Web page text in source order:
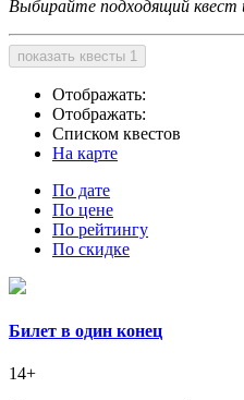
Выбирайте подходящий квест
показать квесты 1
Отображать:
Отображать:
Списком квестов
На карте
По дате
По цене
По рейтингу
По скидке
Билет в один конец
14+